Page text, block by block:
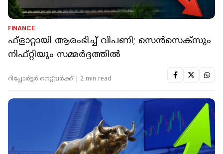
FINANCE
ഫ്‌ളാറ്റായി ആരംഭിച്ച് വിപണി; സെന്‍സെക്‌സും
നിഫ്റ്റിയും സമ്മര്‍ദ്ദത്തില്‍
റിപ്പോർട്ടർ നെറ്റ്‌വര്‍ക്ക്‌ 2 min read